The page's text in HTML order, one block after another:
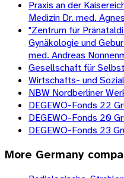
Praxis an der
Medizin Dr. med.
"Zentrum für
Gynäkologie und
med. Andreas
Gesellschaft für
Wirtschafts- und
NBW Nordberliner
DEGEWO-Fonds 22
DEGEWO-Fonds 20
DEGEWO-Fonds 23
More Germany